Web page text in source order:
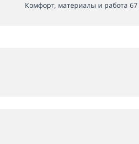
Комфорт, материалы и работа 67